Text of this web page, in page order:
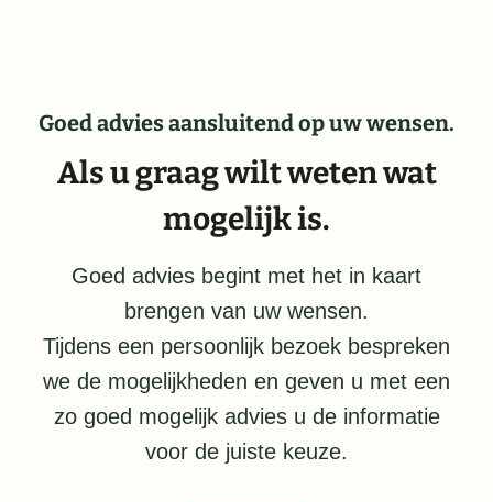
Goed advies aansluitend op uw wensen.
Als u graag wilt weten wat
mogelijk is.
Goed advies begint met het in kaart
brengen van uw wensen.
Tijdens een persoonlijk bezoek bespreken
we de mogelijkheden en geven u met een
zo goed mogelijk advies u de informatie
voor de juiste keuze.